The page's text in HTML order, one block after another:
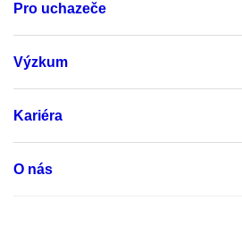
Pro uchazeče
Výzkum
Kariéra
O nás